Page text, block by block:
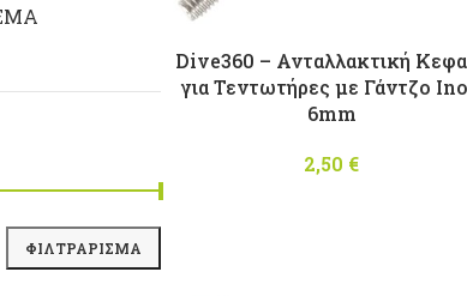
ΦΙΛΤΡΆΡΙΣΜΑ
Dive360 – Ανταλλακτική
για Τεντωτήρες με Γάντζο
6mm
2,50 €